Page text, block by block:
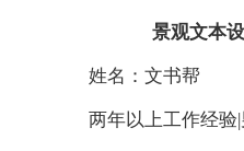
景观文本
姓名：文书帮
两年以上工作经验|